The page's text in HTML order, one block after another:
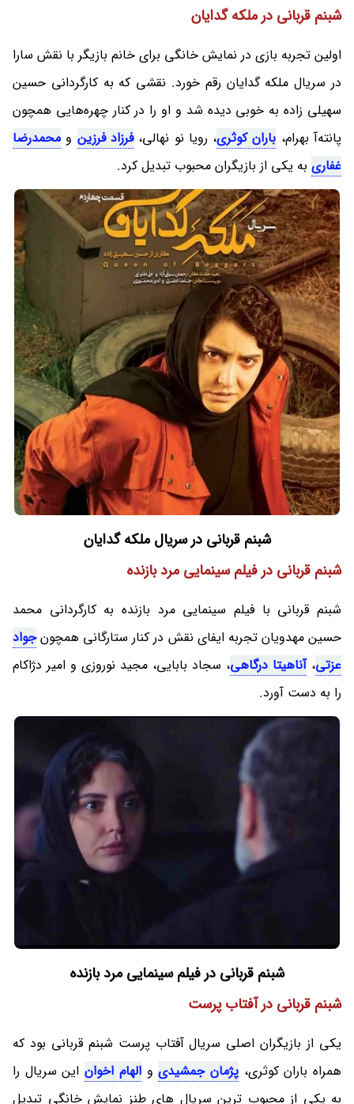
شبنم قربانی در ملکه گدایان
اولین تجربه بازی در نمایش خانگی برای خانم بازیگر با نقش سارا
در سریال ملکه گدایان رقم خورد. نقشی که به کارگردانی حسین
سهیلی زاده به خوبی دیده شد و او را در کنار چهره‌هایی همچون
پانته‌آ بهرام، باران کوثری، رویا نو نهالی،فرزاد فرزین و محمدرضا
غفاری به یکی از بازیگران محبوب تبدیل کرد.
شبنم قربانی در سریال ملکه گدایان
شبنم قربانی در فیلم سینمایی مرد بازنده
شبنم قربانی با فیلم سینمایی مرد بازنده به کارگردانی محمد
حسین مهدویان تجربه ایفای نقش در کنار ستارگانی همچونجواد
عزتی،آناهیتا درگاهی، سجاد بابایی، مجید نوروزی و امیر دژاکام
را به دست آورد.
شبنم قربانی در فیلم سینمایی مرد بازنده
شبنم قربانی در آفتاب پرست
یکی از بازیگران اصلی سریال آفتاب پرست شبنم قربانی بود که
همراه باران کوثری،پژمان جمشیدیوالهام اخواناین سریال را
به یکی از محبوب ترین سریال های طنز نمایش خانگی تبدیل